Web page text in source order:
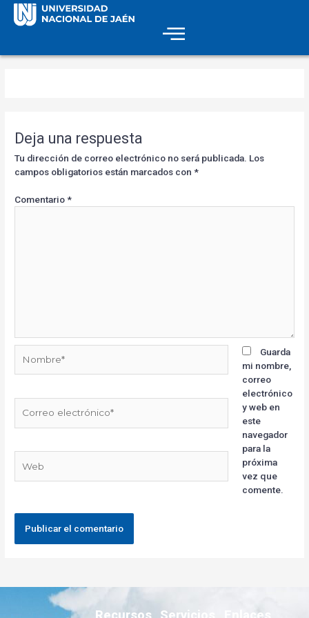
Deja una respuesta
Tu dirección de correo electrónico no será publicada. Los
campos obligatorios están marcados con*
Comentario*
Guarda
mi nombre,
correo
electrónico
y web en
este
navegador
para la
próxima
vez que
comente.
Recursos Servicios Enlaces